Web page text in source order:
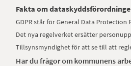
Fakta om
GDPR står för General Data
Det nya regelverket ersätter
Tillsynsmyndighet för att se till att
Har du frågor om kommunens